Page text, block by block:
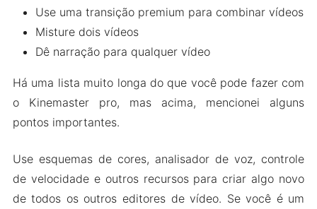
Use uma transição premium para combinar vídeos
Misture dois vídeos
Dê narração para qualquer vídeo
Há uma lista muito longa do que você pode fazer com
o Kinemaster pro, mas acima, mencionei alguns
pontos importantes.
Use esquemas de cores, analisador de voz, controle
de velocidade e outros recursos para criar algo novo
de todos os outros editores de vídeo. Se você é um